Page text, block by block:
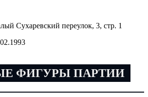
Сухаревский переулок, 3, стр. 1
ФИГУРЫ ПАРТИИ